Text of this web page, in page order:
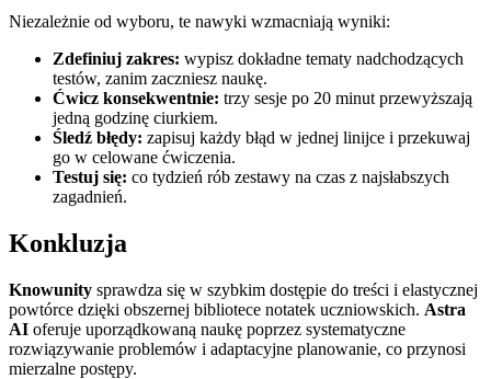
Niezależnie od wyboru, te nawyki wzmacniają wyniki:
Zdefiniuj zakres: wypisz dokładne tematy nadchodzących
testów, zanim zaczniesz naukę.
Ćwicz konsekwentnie: trzy sesje po 20 minut przewyższają
jedną godzinę ciurkiem.
Śledź błędy: zapisuj każdy błąd w jednej linijce i przekuwaj
go w celowane ćwiczenia.
Testuj się: co tydzień rób zestawy na czas z najsłabszych
zagadnień.
Konkluzja
Knowunity sprawdza się w szybkim dostępie do treści i elastycznej
powtórce dzięki obszernej bibliotece notatek uczniowskich. Astra
AI oferuje uporządkowaną naukę poprzez systematyczne
rozwiązywanie problemów i adaptacyjne planowanie, co przynosi
mierzalne postępy.